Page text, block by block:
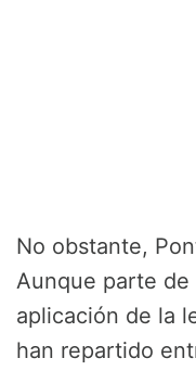
No obstante,
Aunque parte de
aplicación de la
han repartido